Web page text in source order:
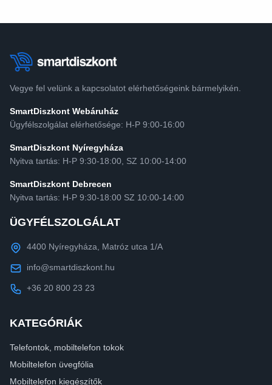
Vegye fel velünk a kapcsolatot elérhetőségeink bármelyikén.
SmartDiszkont Webáruház
Ügyfélszolgálat elérhetősége: H-P 9:00-16:00
SmartDiszkont Nyíregyháza
Nyitva tartás: H-P 9:30-18:00, SZ 10:00-14:00
SmartDiszkont Debrecen
Nyitva tartás: H-P 9:30-18:00 SZ 10:00-14:00
ÜGYFÉLSZOLGÁLAT
4400 Nyíregyháza, Matróz utca 1/A
info@smartdiszkont.hu
+36 20 800 23 23
KATEGÓRIÁK
Telefontok, mobiltelefon tokok
Mobiltelefon üvegfólia
Mobiltelefon kiegészítők